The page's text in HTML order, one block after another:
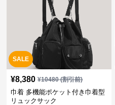
SALE
¥8,380 ¥10480(割引前)
巾着 多機能ポケット付き巾着型
リュックサック